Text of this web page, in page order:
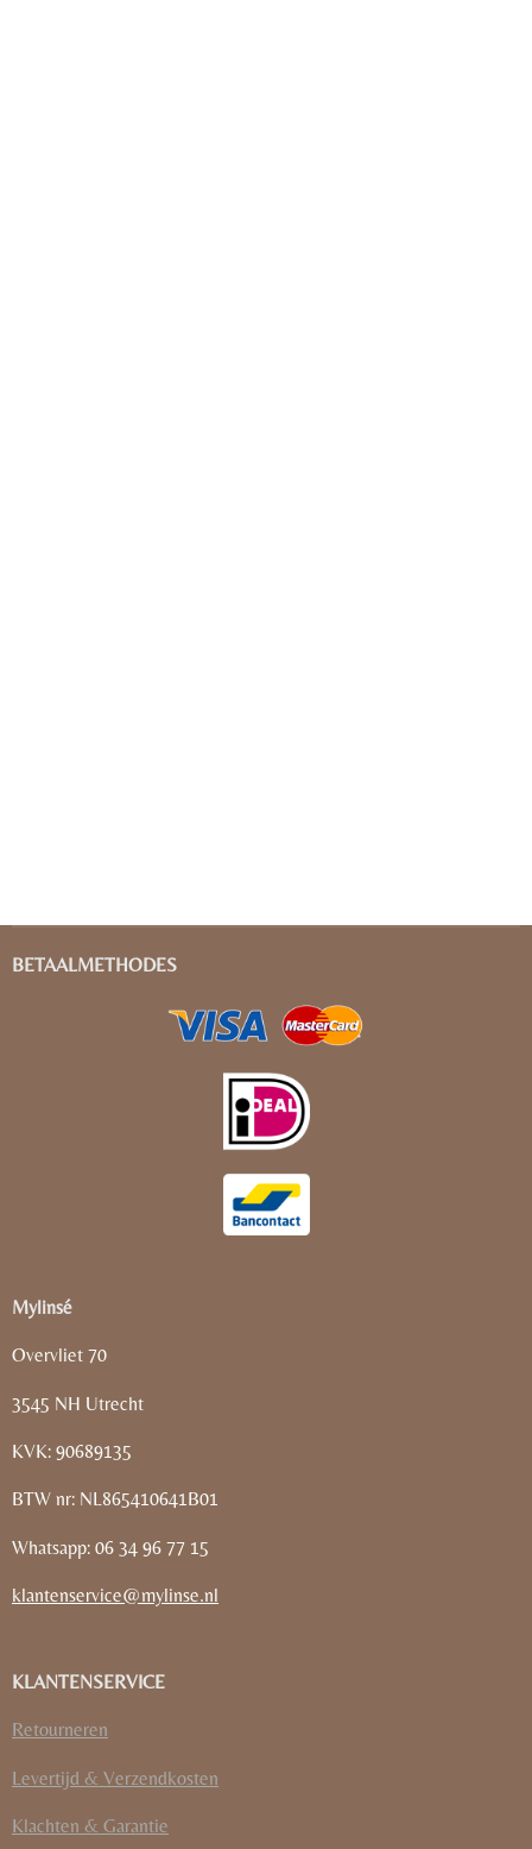
BETAALMETHODES
Mylinsé
Overvliet 70
3545 NH Utrecht
KVK: 90689135
BTW nr: NL865410641B01
Whatsapp: 06 34 96 77 15
klantenservice@mylinse.nl
KLANTENSERVICE
Retourneren
Levertijd & Verzendkosten
Klachten & Garantie